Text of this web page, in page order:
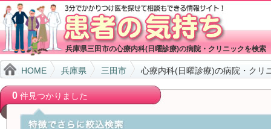
兵庫県三田市の心療内科(日曜診療)の病院・クリニックを検索
HOME 兵庫県 三田市 心療内科(日曜診療)の病院・クリ
0件見つかりました